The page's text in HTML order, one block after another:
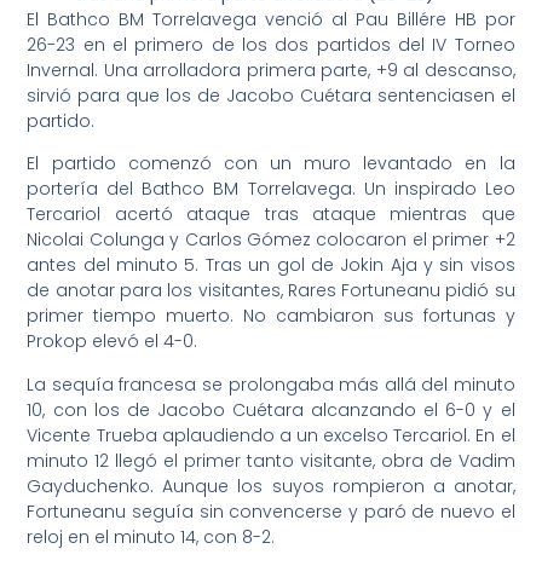
El Bathco BM Torrelavega venció al Pau Billére HB por
26-23 en el primero de los dos partidos del IV Torneo
Invernal. Una arrolladora primera parte, +9 al descanso,
sirvió para que los de Jacobo Cuétara sentenciasen el
partido.
El partido comenzó con un muro levantado en la
portería del Bathco BM Torrelavega. Un inspirado Leo
Tercariol acertó ataque tras ataque mientras que
Nicolai Colunga y Carlos Gómez colocaron el primer +2
antes del minuto 5. Tras un gol de Jokin Aja y sin visos
de anotar para los visitantes, Rares Fortuneanu pidió su
primer tiempo muerto. No cambiaron sus fortunas y
Prokop elevó el 4-0.
La sequía francesa se prolongaba más allá del minuto
10, con los de Jacobo Cuétara alcanzando el 6-0 y el
Vicente Trueba aplaudiendo a un excelso Tercariol. En el
minuto 12 llegó el primer tanto visitante, obra de Vadim
Gayduchenko. Aunque los suyos rompieron a anotar,
Fortuneanu seguía sin convencerse y paró de nuevo el
reloj en el minuto 14, con 8-2.